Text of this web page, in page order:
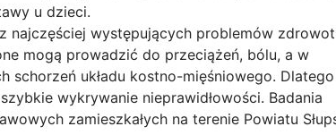
u dzieci.
najczęściej występujących problemów
mogą prowadzić do przeciążeń, bólu, a w
schorzeń układu kostno-mięśniowego.
wykrywanie nieprawidłowości. Badania
zamieszkałych na terenie Powiatu